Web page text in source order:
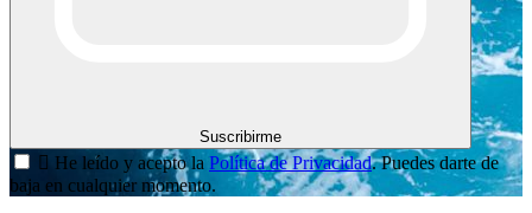
Suscribirme
 He leído y acepto la Política de Privacidad. Puedes darte de
baja en cualquier momento.